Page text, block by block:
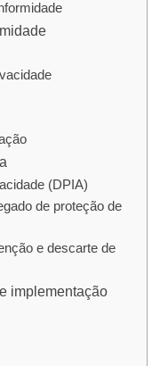
(DPIA)
de proteção de
e descarte de
implementação